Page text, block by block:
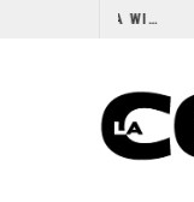
CINE